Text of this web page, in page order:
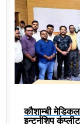
कौशाम्बी
इन्टर्नशिप